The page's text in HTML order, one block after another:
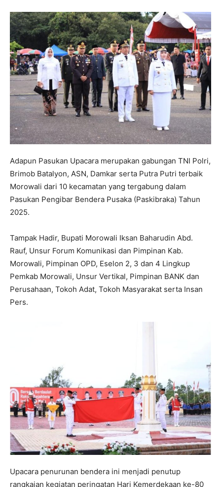
Adapun Pasukan Upacara merupakan gabungan TNI Polri,
Brimob Batalyon, ASN, Damkar serta Putra Putri terbaik
Morowali dari 10 kecamatan yang tergabung dalam
Pasukan Pengibar Bendera Pusaka (Paskibraka) Tahun
2025.
Tampak Hadir, Bupati Morowali Iksan Baharudin Abd.
Rauf, Unsur Forum Komunikasi dan Pimpinan Kab.
Morowali, Pimpinan OPD, Eselon 2, 3 dan 4 Lingkup
Pemkab Morowali, Unsur Vertikal, Pimpinan BANK dan
Perusahaan, Tokoh Adat, Tokoh Masyarakat serta Insan
Pers.
Upacara penurunan bendera ini menjadi penutup
rangkaian kegiatan peringatan Hari Kemerdekaan ke-80